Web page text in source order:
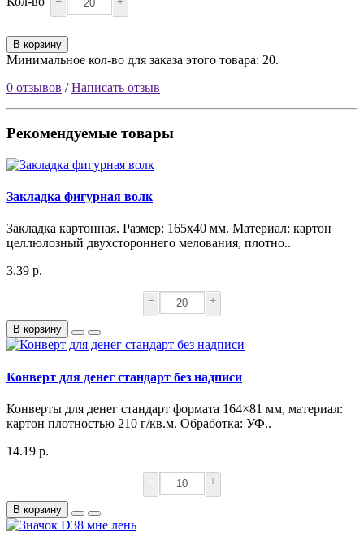
В корзину
Минимальное кол-во для заказа этого товара: 20.
0 отзывов /Написать отзыв
Рекомендуемые товары
Закладка фигурная волк
Закладка картонная. Размер: 165х40 мм. Материал: картон
целлюлозный двухстороннего мелования, плотно..
3.39 р.
− +
В корзину
Конверт для денег стандарт без надписи
Конверты для денег стандарт формата 164×81 мм, материал:
картон плотностью 210 г/кв.м. Обработка: УФ..
14.19 р.
− +
В корзину